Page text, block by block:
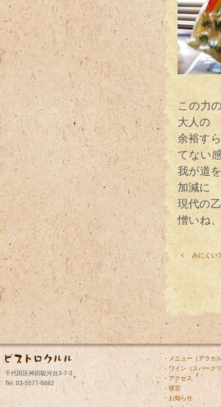
こ
この力
大人の
余裕す
てない
我が道
加減に
現代の
憎いね
＜ みにくい
千代田区神田駿河台3-7-3
Tel. 03-5577-6682
・メニュー（ アラカ
・ワイン （スパーク
・アクセス
・寝言
・お知らせ